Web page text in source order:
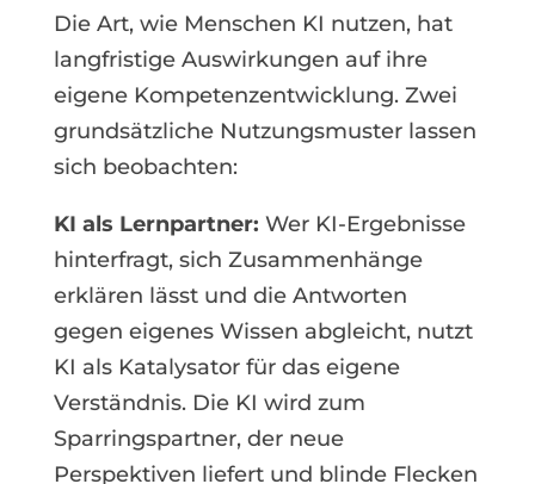
Die Art, wie Menschen KI nutzen, hat
langfristige Auswirkungen auf ihre
eigene Kompetenzentwicklung. Zwei
grundsätzliche Nutzungsmuster lassen
sich beobachten:
KI als Lernpartner: Wer KI-Ergebnisse
hinterfragt, sich Zusammenhänge
erklären lässt und die Antworten
gegen eigenes Wissen abgleicht, nutzt
KI als Katalysator für das eigene
Verständnis. Die KI wird zum
Sparringspartner, der neue
Perspektiven liefert und blinde Flecken